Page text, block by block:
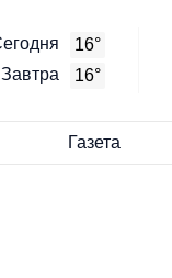
16°
Завтра
16°
Газета